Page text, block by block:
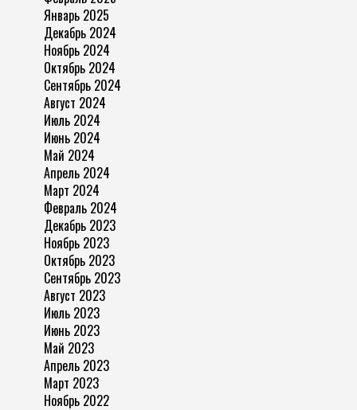
Январь 2025
Декабрь 2024
Ноябрь 2024
Октябрь 2024
Сентябрь 2024
Август 2024
Июль 2024
Июнь 2024
Май 2024
Апрель 2024
Март 2024
Февраль 2024
Декабрь 2023
Ноябрь 2023
Октябрь 2023
Сентябрь 2023
Август 2023
Июль 2023
Июнь 2023
Май 2023
Апрель 2023
Март 2023
Ноябрь 2022